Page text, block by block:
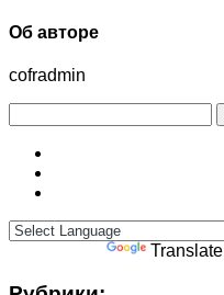
Об авторе
cofradmin
Translate